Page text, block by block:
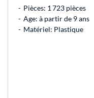
Pièces: 1 723 pièces
Age: à partir de 9 ans
Matériel: Plastique